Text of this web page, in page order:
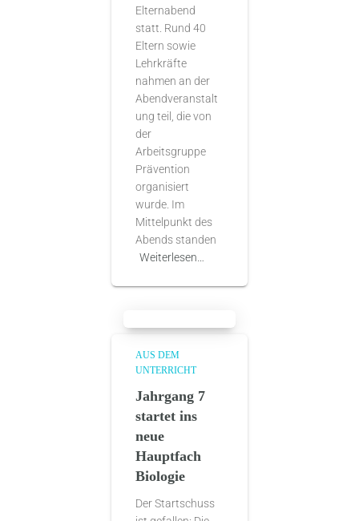
Elternabend
statt. Rund 40
Eltern sowie
Lehrkräfte
nahmen an der
Abendveranstalt
ung teil, die von
der
Arbeitsgruppe
Prävention
organisiert
wurde. Im
Mittelpunkt des
Abends standen
Weiterlesen…
AUS DEM
UNTERRICHT
Jahrgang 7
startet ins
neue
Hauptfach
Biologie
Der Startschuss